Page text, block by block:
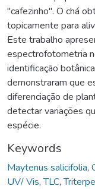
"cafezinho". O chá
topicamente para
Este trabalho
espectrofotometria
identificação
demonstraram que
diferenciação de
detectar variações
espécie.
Keywords
Maytenus salicifolia,
UV/ Vis,TLC,